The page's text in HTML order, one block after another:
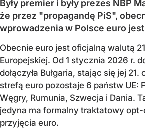
Były premier i były prezes NBP
że przez "propagandę PiS",
wprowadzenia w Polsce euro
Obecnie euro jest oficjalną walutą
Europejskiej. Od 1 stycznia 2026 r.
dołączyła Bułgaria, stając się jej 21.
strefą euro pozostaje 6 państw UE:
Węgry, Rumunia, Szwecja i Dania.
jedyna ma formalny traktatowy opt-
przyjęcia euro.